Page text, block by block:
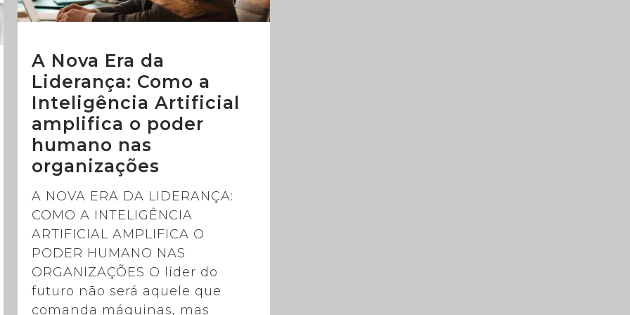
A Nova Era da
Liderança: Como a
Inteligência Artificial
amplifica o poder
humano nas
organizações
A NOVA ERA DA LIDERANÇA:
COMO A INTELIGÊNCIA
ARTIFICIAL AMPLIFICA O
PODER HUMANO NAS
ORGANIZAÇÕES O líder do
futuro não será aquele que
comanda máquinas, mas